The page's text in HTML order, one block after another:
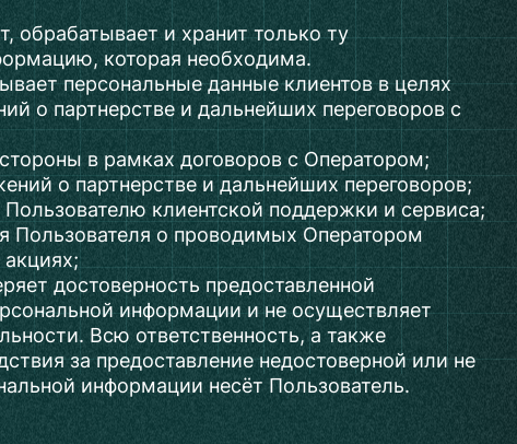
обрабатывает и хранит только ту
которая необходима.
персональные данные клиентов в целях
о партнерстве и дальнейших переговоров с
в рамках договоров с Оператором;
о партнерстве и дальнейших переговоров;
Пользователю клиентской поддержки и сервиса;
Пользователя о проводимых Оператором
достоверность предоставленной
информации и не осуществляет
Всю ответственность, а также
за предоставление недостоверной или не
информации несёт Пользователь.